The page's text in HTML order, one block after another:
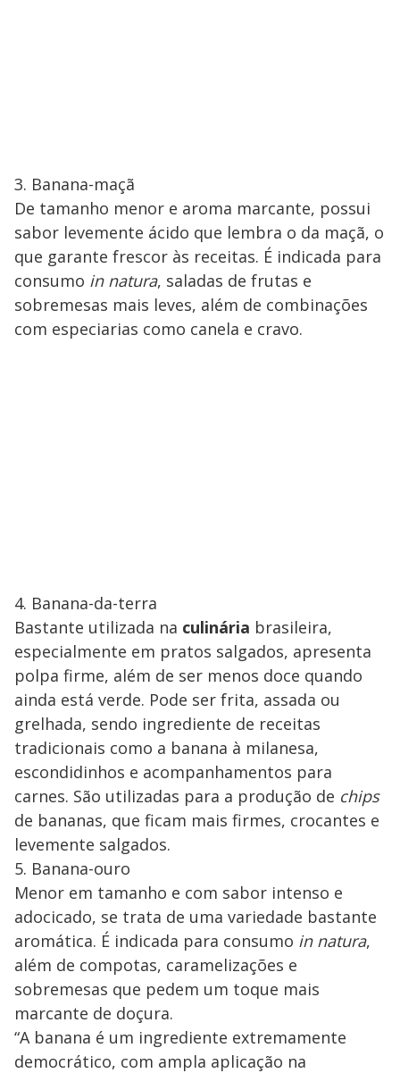
3. Banana-maçã
De tamanho menor e aroma marcante, possui
sabor levemente ácido que lembra o da maçã, o
que garante frescor às receitas. É indicada para
consumo in natura, saladas de frutas e
sobremesas mais leves, além de combinações
com especiarias como canela e cravo.
4. Banana-da-terra
Bastante utilizada na culinária brasileira,
especialmente em pratos salgados, apresenta
polpa firme, além de ser menos doce quando
ainda está verde. Pode ser frita, assada ou
grelhada, sendo ingrediente de receitas
tradicionais como a banana à milanesa,
escondidinhos e acompanhamentos para
carnes. São utilizadas para a produção de chips
de bananas, que ficam mais firmes, crocantes e
levemente salgados.
5. Banana-ouro
Menor em tamanho e com sabor intenso e
adocicado, se trata de uma variedade bastante
aromática. É indicada para consumo in natura,
além de compotas, caramelizações e
sobremesas que pedem um toque mais
marcante de doçura.
“A banana é um ingrediente extremamente
democrático, com ampla aplicação na